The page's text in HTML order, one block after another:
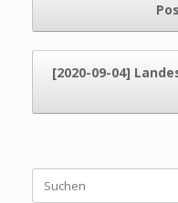
[2020-09-04]
Suchen
nach: